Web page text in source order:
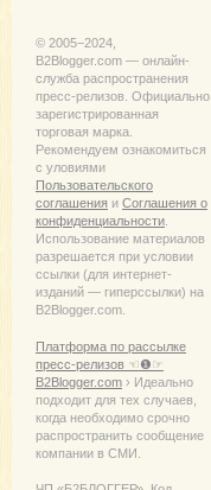
© 2005−2024,
B2Blogger.com — онлайн-
служба распространения
пресс-релизов. Официально
зарегистрированная
торговая марка.
Рекомендуем ознакомиться
с уловиями
Пользовательского
соглашения и Соглашения о
конфиденциальности
Использование материалов
разрешается при условии
ссылки (для интернет-
изданий — гиперссылки) на
B2Blogger.com.
Платформа по рассылке
пресс-релизов ☜❶☞
B2Blogger.com › Идеально
подходит для тех случаев,
когда необходимо срочно
распространить сообщение
компании в СМИ.